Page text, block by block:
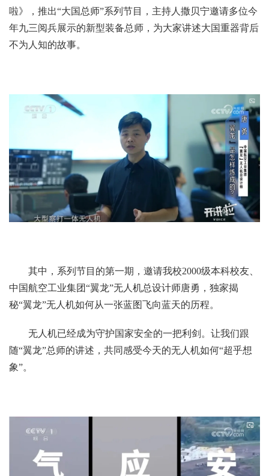
啦》，推出“大国总师”系列节目，主持人撒贝宁邀请多位今
年九三阅兵展示的新型装备总师，为大家讲述大国重器背后
不为人知的故事。
其中，系列节目的第一期，邀请我校2000级本科校友、
中国航空工业集团“翼龙”无人机总设计师唐勇，独家揭
秘“翼龙”无人机如何从一张蓝图飞向蓝天的历程。
无人机已经成为守护国家安全的一把利剑。让我们跟
随“翼龙”总师的讲述，共同感受今天的无人机如何“超乎想
象”。